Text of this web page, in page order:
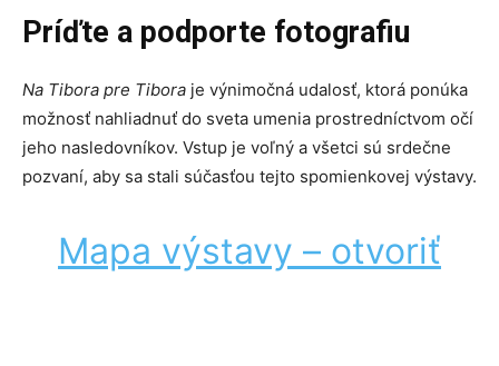
Príďte a podporte fotografiu
Na Tibora pre Tibora je výnimočná udalosť, ktorá ponúka
možnosť nahliadnuť do sveta umenia prostredníctvom očí
jeho nasledovníkov. Vstup je voľný a všetci sú srdečne
pozvaní, aby sa stali súčasťou tejto spomienkovej výstavy.
Mapa výstavy – otvoriť